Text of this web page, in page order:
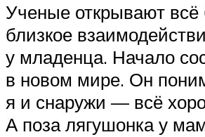
Ученые открывают всё
близкое
у младенца. Начало
в новом мире. Он
я и снаружи — всё
А поза лягушонка у